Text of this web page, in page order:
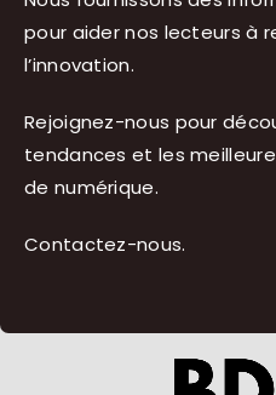
pour aider nos lecteurs à
l’innovation.
Rejoignez-nous pour
tendances et les
de numérique.
Contactez-nous.